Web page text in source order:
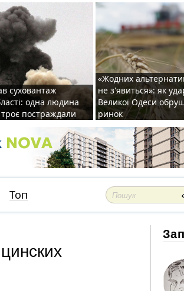
суховантаж
одна людина
постраждали
«Жодних
не з'явиться»: як
Великої Одеси
ринок
Топ